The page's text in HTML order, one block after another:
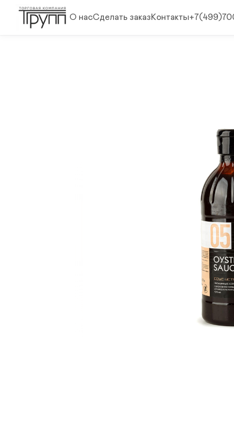
О насСделать заказКонтакты